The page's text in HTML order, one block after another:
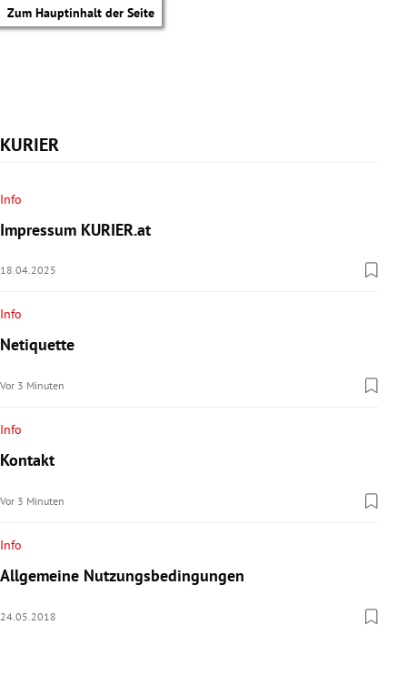
Zum Hauptinhalt der Seite
Untermenü
Untermenü
Untermenü
KURIER
Info
Impressum KURIER.at
18.04.2025
Info
Netiquette
Vor 3 Minuten
Info
Kontakt
Vor 3 Minuten
Info
Allgemeine Nutzungsbedingungen
24.05.2018